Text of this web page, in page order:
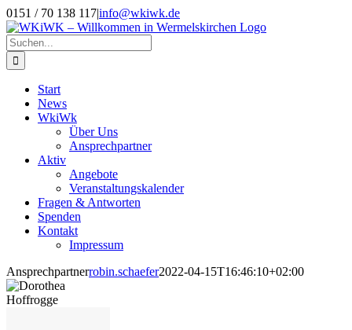
Zum
Inhalt
springen
0151 / 70 138 117|info@wkiwk.de
Suche
nach:
Start
News
WkiWk
Über Uns
Ansprechpartner
Aktiv
Angebote
Veranstaltungskalender
Fragen & Antworten
Spenden
Kontakt
Impressum
Ansprechpartnerrobin.schaefer2022-04-15T16:46:10+02:00